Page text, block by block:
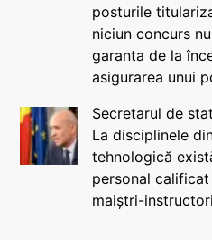
posturile
niciun concurs
garanta de la
asigurarea unui
Secretarul de
La disciplinele
tehnologică
personal
maiștri-instructori